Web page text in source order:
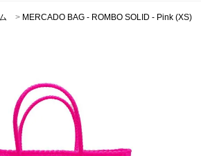
MERCADO BAG - ROMBO SOLID - Pink (XS)